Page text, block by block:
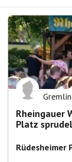
Rheingauer
Platz
Rüdesheimer